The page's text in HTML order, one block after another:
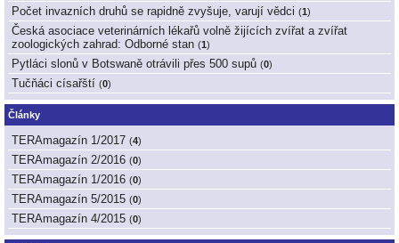
Počet invazních druhů se rapidně zvyšuje, varují vědci (1 )
Česká asociace veterinárních lékařů volně žijících zvířat a zvířat
zoologických zahrad: Odborné stan (1 )
Pytláci slonů v Botswaně otrávili přes 500 supů (0)
Tučňáci císařští (0)
Články
TERAmagazín 1/2017 (4)
TERAmagazín 2/2016 (0)
TERAmagazín 1/2016 (0)
TERAmagazín 5/2015 (0)
TERAmagazín 4/2015 (0)